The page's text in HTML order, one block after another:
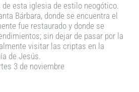
esta iglesia de estilo neogótico.
Bárbara, donde se encuentra el
fue restaurado y donde se
sin dejar de pasar por la
visitar las criptas en la
de Jesús.
3 de noviembre